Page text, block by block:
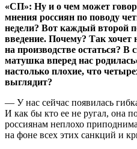
«СП»: Ну и о чем может
мнения россиян по поводу
недели? Вот каждый второй
введение. Почему? Так хочет
на производстве остаться? В
матушка вперед нас
настолько плохие, что
выглядит?
— У нас сейчас появилась
И как бы кто ее не ругал, она
россиянам неплохо
на фоне всех этих санкций и